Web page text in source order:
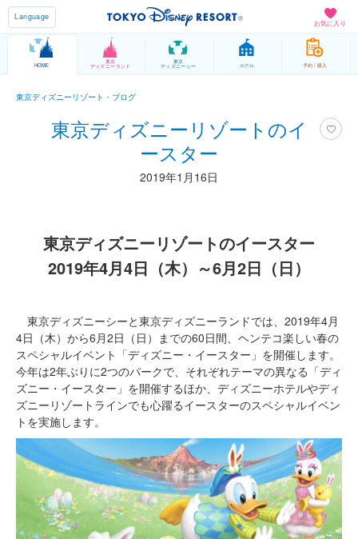
お気に入り
Language
HOME
東京
ディズニーランド
東京
ディズニーシー ホテル 予約 / 購入
東京ディズニーリゾート・ブログ
東京ディズニーリゾートのイ
ースター
2019年1月16日
東京ディズニーリゾートのイースター
2019年4月4日（木）～6月2日（日）
東京ディズニーシーと東京ディズニーランドでは、2019年4月
4日（木）から6月2日（日）までの60日間、ヘンテコ楽しい春の
スペシャルイベント「ディズニー・イースター」を開催します。
今年は2年ぶりに2つのパークで、それぞれテーマの異なる「ディ
ズニー・イースター」を開催するほか、ディズニーホテルやディ
ズニーリゾートラインでも心躍るイースターのスペシャルイベン
トを実施します。